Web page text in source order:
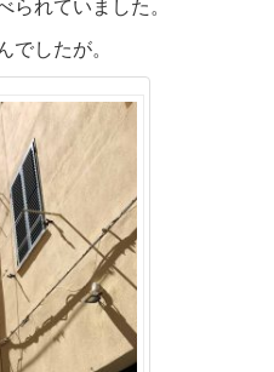
れていました。
したが。